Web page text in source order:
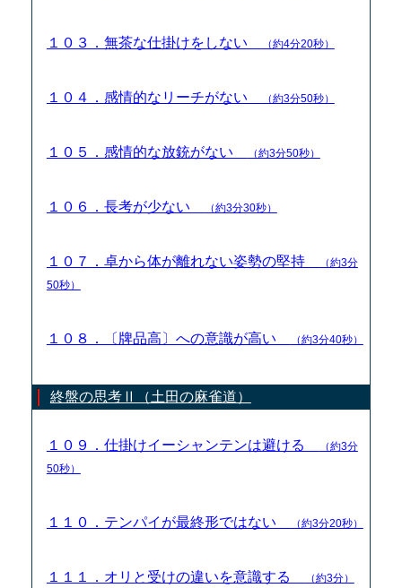
１０３．無茶な仕掛けをしない （約4分20秒）
１０４．感情的なリーチがない （約3分50秒）
１０５．感情的な放銃がない （約3分50秒）
１０６．長考が少ない （約3分30秒）
１０７．卓から体が離れない姿勢の堅持
（約3分
50秒）
１０８．〔牌品高〕への意識が高い （約3分40秒）
終盤の思考Ⅱ（土田の麻雀道）
１０９．仕掛けイーシャンテンは避ける
（約3分
50秒）
１１０．テンパイが最終形ではない （約3分20秒）
１１１．オリと受けの違いを意識する （約3分）